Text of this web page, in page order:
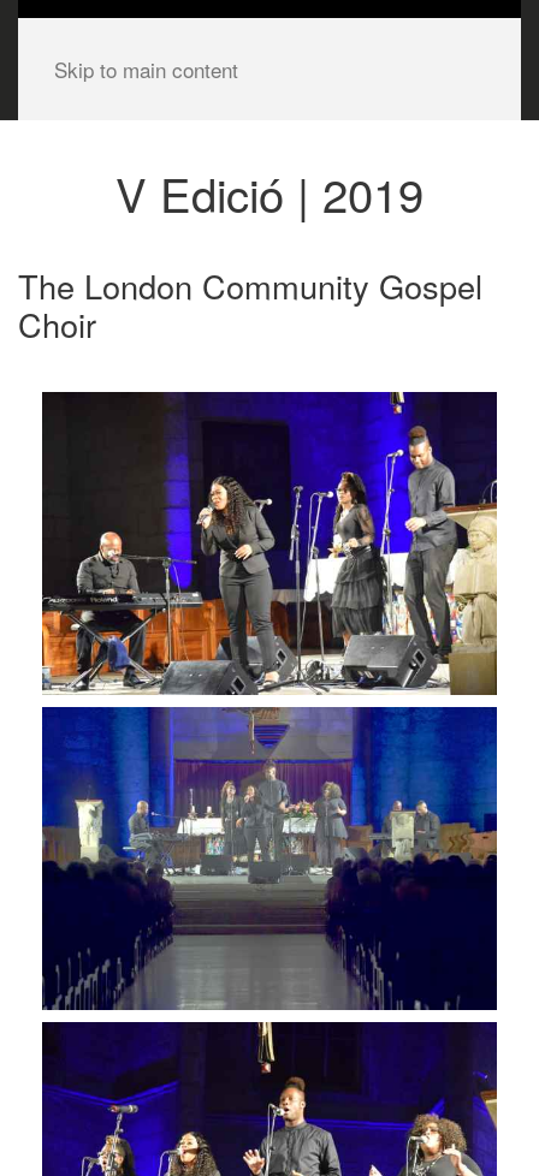
Skip to main content
V Edició | 2019
The London Community Gospel
Choir